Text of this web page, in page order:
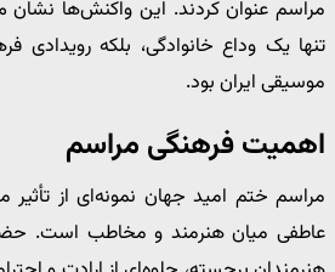
مراسم عنوان کردند. این واکنش‌ها
تنها یک وداع خانوادگی، بلکه رویدادی
موسیقی ایران بود.
اهمیت فرهنگی مراسم
مراسم ختم امید جهان نمونه‌ای از تأثیر
عاطفی میان هنرمند و مخاطب است.